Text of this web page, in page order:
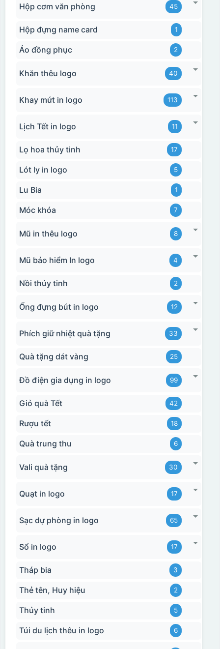
Hộp cơm văn phòng 45
Hộp đựng name card 1
Áo đồng phục 2
Khăn thêu logo 40
Khay mứt in logo 113
Lịch Tết in logo 11
Lọ hoa thủy tinh 17
Lót ly in logo 5
Lu Bia 1
Móc khóa 7
Mũ in thêu logo 8
Mũ bảo hiểm In logo 4
Nồi thủy tinh 2
Ống đựng bút in logo 12
Phích giữ nhiệt quà tặng 33
Quà tặng dát vàng 25
Đồ điện gia dụng in logo 99
Giỏ quà Tết 42
Rượu tết 18
Quà trung thu 6
Vali quà tặng 30
Quạt in logo 17
Sạc dự phòng in logo 65
Sổ in logo 17
Tháp bia 3
Thẻ tên, Huy hiệu 2
Thủy tinh 5
Túi du lịch thêu in logo 6